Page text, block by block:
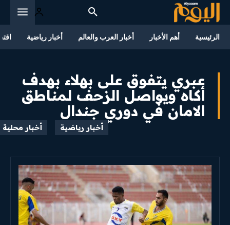
الرئيسية أهم الأخبار أخبار العرب والعالم أخبار رياضية
عبري يتفوق على بهلاء بهدف
أكاه ويواصل الزحف لمناطق
الامان في دوري جندال
أخبار رياضية أخبار محلية